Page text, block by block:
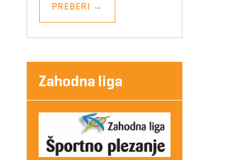
PREBERI →
Zahodna liga